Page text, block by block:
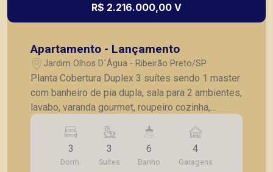
R$ 2.216.000,00 V
Apartamento - Lançamento
Jardim Olhos D´Água - Ribeirão Preto/SP
Planta Cobertura Duplex 3 suítes sendo 1 master
com banheiro de pia dupla, sala para 2 ambientes,
lavabo, varanda gourmet, roupeiro cozinha,
lavanderia, terraço com varanda gourmet, cozinha,
jacuzzi spa , laje técnica, 4 vagas de garagem
cobertas. Apartamento lançamento, no Jardim
Olhos D´Água, (Zona Sul), em Ribeirão Preto -SP,
3
Dorm.
3
Suítes
6
Banho
4
Garagens